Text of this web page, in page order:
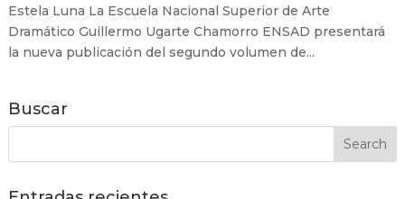
Estela Luna La Escuela Nacional Superior de Arte
Dramático Guillermo Ugarte Chamorro ENSAD presentará
la nueva publicación del segundo volumen de...
Buscar